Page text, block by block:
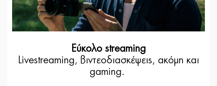
Εύκολο streaming
Livestreaming, βιντεοδιασκέψεις, ακόμη και
gaming.